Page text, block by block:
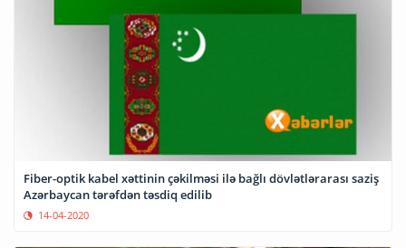
Fiber-optik kabel xəttinin çəkilməsi ilə bağlı dövlətlərarası saziş
Azərbaycan tərəfdən təsdiq edilib
14-04-2020